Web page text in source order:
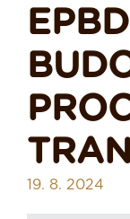
19. 8. 2024